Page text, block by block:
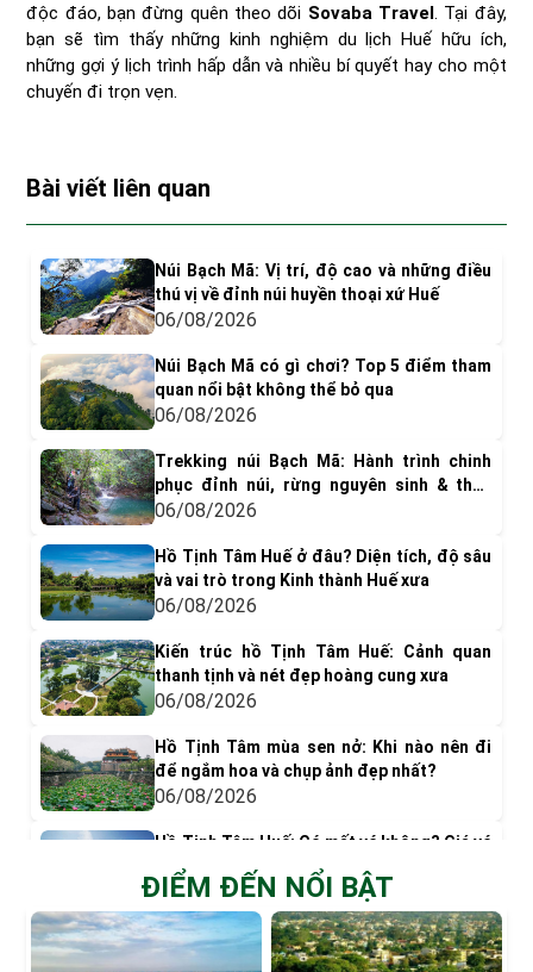
độc đáo, bạn đừng quên theo dõi Sovaba Travel. Tại đây,
bạn sẽ tìm thấy những kinh nghiệm du lịch Huế hữu ích,
những gợi ý lịch trình hấp dẫn và nhiều bí quyết hay cho một
chuyến đi trọn vẹn.
Bài viết liên quan
Núi Bạch Mã: Vị trí, độ cao và những điều
thú vị về đỉnh núi huyền thoại xứ Huế
06/08/2026
Núi Bạch Mã có gì chơi? Top 5 điểm tham
quan nổi bật không thể bỏ qua
06/08/2026
Trekking núi Bạch Mã: Hành trình chinh
phục đỉnh núi, rừng nguyên sinh & thác
nước tuyệt đẹp
06/08/2026
Hồ Tịnh Tâm Huế ở đâu? Diện tích, độ sâu
và vai trò trong Kinh thành Huế xưa
06/08/2026
Kiến trúc hồ Tịnh Tâm Huế: Cảnh quan
thanh tịnh và nét đẹp hoàng cung xưa
06/08/2026
Hồ Tịnh Tâm mùa sen nở: Khi nào nên đi
để ngắm hoa và chụp ảnh đẹp nhất?
06/08/2026
Hồ Tịnh Tâm Huế: Có mất vé không? Giá vé
& Kinh nghiệm tham quan
05/08/2026
Có gì chơi ở phá Tam Giang? Top 9 trải
nghiệm nên thử
ĐIỂM ĐẾN NỔI BẬT